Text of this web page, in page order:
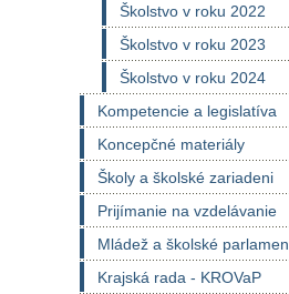
Školstvo v roku 2022
Školstvo v roku 2023
Školstvo v roku 2024
Kompetencie a legislatíva
Koncepčné materiály
Školy a školské zariadeni
Prijímanie na vzdelávanie
Mládež a školské parlamen
Krajská rada - KROVaP